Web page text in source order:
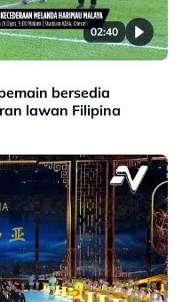
02:40
bersedia
lawan Filipina